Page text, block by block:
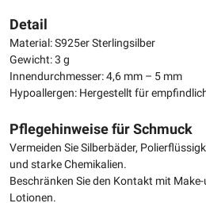
Detail
Material: S925er Sterlingsilber
Gewicht: 3 g
Innendurchmesser: 4,6 mm – 5 mm
Hypoallergen: Hergestellt für
Pflegehinweise für Schmuck
Vermeiden Sie Silberbäder,
und starke Chemikalien.
Beschränken Sie den Kontakt mit
Lotionen.